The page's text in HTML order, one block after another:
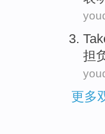
担
更多